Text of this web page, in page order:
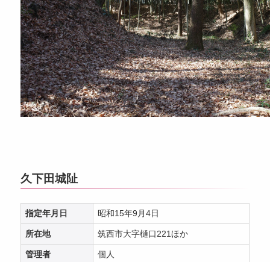
久下田城阯
指定年月日 昭和15年9月4日
所在地 筑西市大字樋口221ほか
管理者 個人